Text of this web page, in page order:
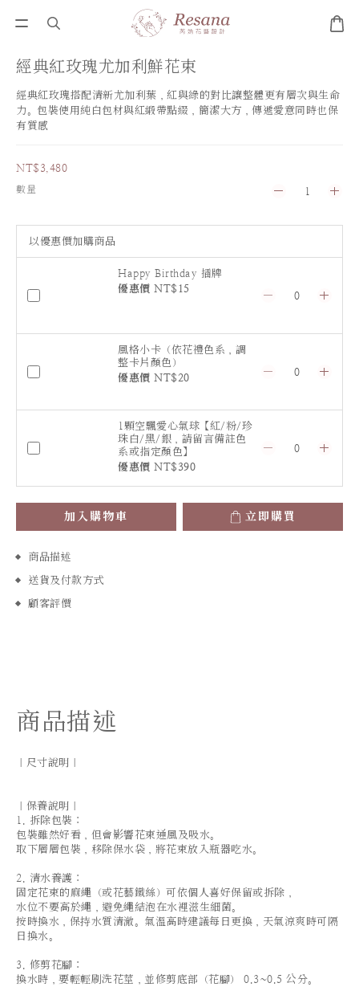
經典紅玫瑰尤加利鮮花束
經典紅玫瑰搭配清新尤加利葉，紅與綠的對比讓整體更有層次與生命
力。包裝使用純白包材與紅緞帶點綴，簡潔大方，傳遞愛意同時也保
有質感
NT$3,480
數量
以優惠價加購商品
Happy Birthday 插牌
優惠價 NT$15
風格小卡（依花禮色系，調
整卡片顏色）
優惠價 NT$20
1顆空飄愛心氣球【紅/粉/珍
珠白/黑/銀，請留言備註色
系或指定顏色】
優惠價 NT$390
加入購物車 立即購買
商品描述
送貨及付款方式
顧客評價
商品描述
｜尺寸說明｜
｜保養說明｜
1. 拆除包裝：
包裝雖然好看，但會影響花束通風及吸水。
取下層層包裝，移除保水袋，將花束放入瓶器吃水。
2. 清水養護：
固定花束的麻繩（或花藝鐵絲）可依個人喜好保留或拆除，
水位不要高於繩，避免繩結泡在水裡滋生細菌。
按時換水，保持水質清澈。氣溫高時建議每日更換，天氣涼爽時可隔
日換水。
3. 修剪花腳：
換水時，要輕輕刷洗花莖，並修剪底部（花腳） 0.3~0.5 公分。